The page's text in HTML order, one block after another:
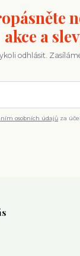
akce a
odhlásit.
osobních údajů za